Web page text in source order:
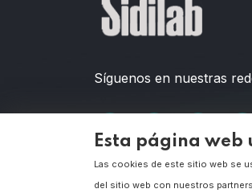
Síguenos en nuestras
Esta página web
Las cookies de este sitio web se
del sitio web con nuestros